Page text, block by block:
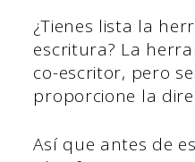
¿Tienes lista la
escritura? La
co-escritor, pero
proporcione la
Así que antes de